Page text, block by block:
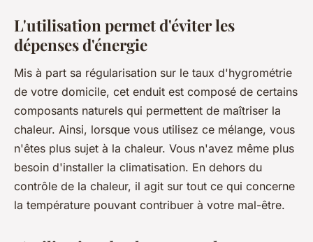
L'utilisation permet d'éviter les
dépenses d'énergie
Mis à part sa régularisation sur le taux d'hygrométrie
de votre domicile, cet enduit est composé de certains
composants naturels qui permettent de maîtriser la
chaleur. Ainsi, lorsque vous utilisez ce mélange, vous
n'êtes plus sujet à la chaleur. Vous n'avez même plus
besoin d'installer la climatisation. En dehors du
contrôle de la chaleur, il agit sur tout ce qui concerne
la température pouvant contribuer à votre mal-être.